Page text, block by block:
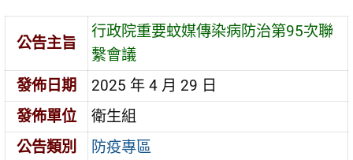
公告主旨
行政院重要蚊媒傳染病防治第95次聯
繫會議
發佈日期
2025 年 4 月 29 日
發佈單位
衛生組
公告類別
防疫專區